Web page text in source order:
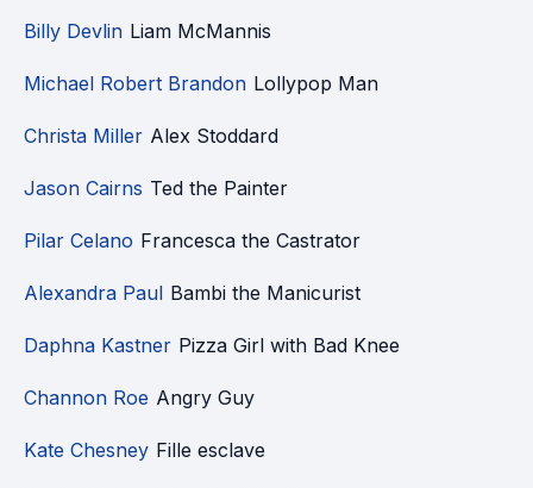
Billy Devlin Liam McMannis
Michael Robert Brandon Lollypop Man
Christa Miller Alex Stoddard
Jason Cairns Ted the Painter
Pilar Celano Francesca the Castrator
Alexandra Paul Bambi the Manicurist
Daphna Kastner Pizza Girl with Bad Knee
Channon Roe Angry Guy
Kate Chesney Fille esclave